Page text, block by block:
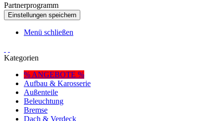
Partnerprogramm
Menü schließen
Kategorien
% ANGEBOTE %
Aufbau & Karosserie
Außenteile
Beleuchtung
Bremse
Dach & Verdeck